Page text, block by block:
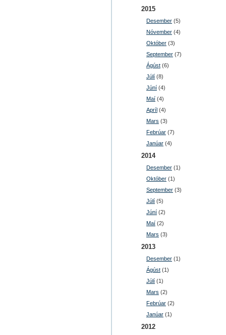
2015
Desember (5)
Nóvember (4)
Október (3)
September (7)
Ágúst (6)
Júlí (8)
Júní (4)
Maí (4)
Apríl (4)
Mars (3)
Febrúar (7)
Janúar (4)
2014
Desember (1)
Október (1)
September (3)
Júlí (5)
Júní (2)
Maí (2)
Mars (3)
2013
Desember (1)
Ágúst (1)
Júlí (1)
Mars (2)
Febrúar (2)
Janúar (1)
2012